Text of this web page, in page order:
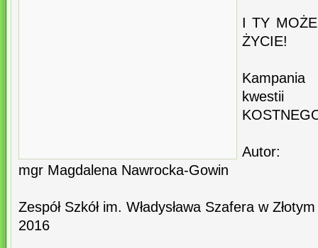
I TY
ŻYCIE!
kwestii
Autor:
mgr Magdalena Nawrocka-Gowin
Zespół Szkół im. Władysława Szafera w
2016